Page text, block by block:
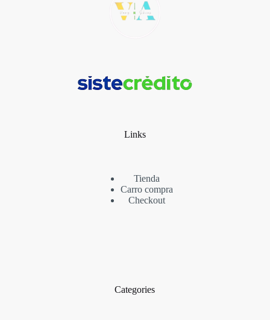
Links
Tienda
Carro compra
Checkout
Categories